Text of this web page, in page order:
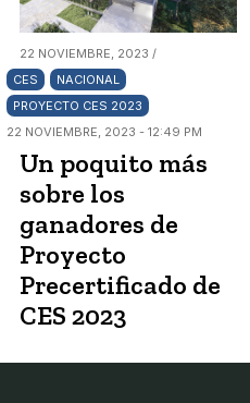
22 NOVIEMBRE, 2023 /
CES
NACIONAL
PROYECTO CES 2023
22 NOVIEMBRE, 2023 - 12:49 PM
Un poquito más
sobre los
ganadores de
Proyecto
Precertificado de
CES 2023